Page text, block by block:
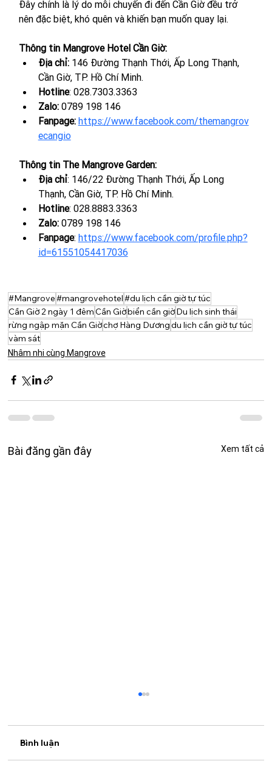
Đây chính là lý do mỗi chuyến đi đến Cần Giờ đều trở
nên đặc biệt, khó quên và khiến bạn muốn quay lại.
Thông tin Mangrove Hotel Cần Giờ:
Địa chỉ: 146 Đường Thạnh Thới, Ấp Long Thạnh,
Cần Giờ, TP. Hồ Chí Minh.
Hotline: 028.7303.3363
Zalo: 0789 198 146
Fanpage: https://www.facebook.com/themangrov
ecangio
Thông tin The Mangrove Garden:
Địa chỉ: 146/22 Đường Thạnh Thới, Ấp Long
Thạnh, Cần Giờ, TP. Hồ Chí Minh.
Hotline: 028.8883.3363
Zalo: 0789 198 146
Fanpage: https://www.facebook.com/profile.php?
id=61551054417036
#Mangrove#mangrovehotel#du lịch cần giờ tự túc
Cần Giờ 2 ngày 1 đêmCần Giờbiển cần giờDu lịch sinh thái
rừng ngập mặn Cần Giờchợ Hàng Dươngdu lịch cần giờ tự túc
vàm sát
Nhâm nhi cùng Mangrove
Bài đăng gần đây Xem tất cả
Bình luận